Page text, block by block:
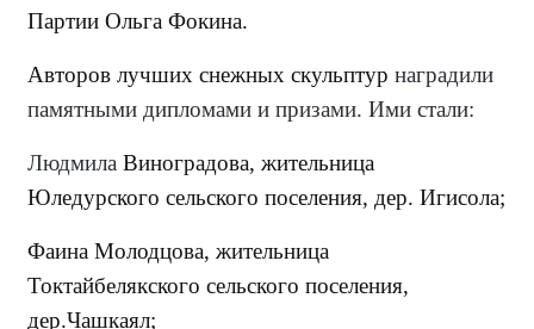
Партии Ольга Фокина.
Авторов лучших снежных скульптур наградили
памятными дипломами и призами. Ими стали:
Людмила Виноградова, жительница
Юледурского сельского поселения, дер. Игисола;
Фаина Молодцова, жительница
Токтайбелякского сельского поселения,
дер.Чашкаял;